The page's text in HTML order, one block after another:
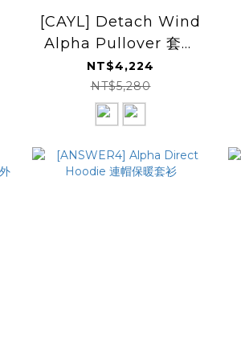
[CAYL] Detach Wind
Alpha Pullover 套頭
保暖衫
NT$4,224
NT$5,280